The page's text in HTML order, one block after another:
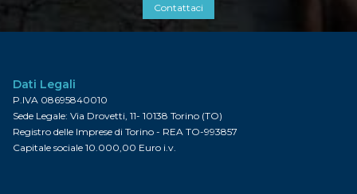
Contattaci
Dati Legali
P.IVA 08695840010
Sede Legale: Via Drovetti, 11- 10138 Torino (TO)
Registro delle Imprese di Torino - REA TO-993857
Capitale sociale 10.000,00 Euro i.v.